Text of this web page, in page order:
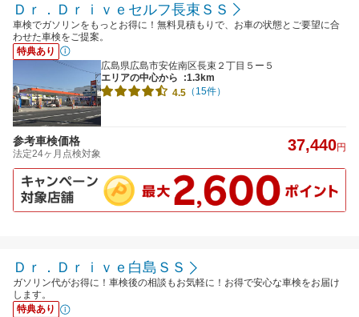
Ｄｒ．Ｄｒｉｖｅセルフ長束ＳＳ
車検でガソリンをもっとお得に！無料見積もりで、お車の状態とご要望に合
わせた車検をご提案。
特典あり
広島県広島市安佐南区長束２丁目５ー５
エリアの中心から
:1.3km
4.5 （15件）
参考車検価格
法定24ヶ月点検対象 37,440円
Ｄｒ．Ｄｒｉｖｅ白島ＳＳ
ガソリン代がお得に！車検後の相談もお気軽に！お得で安心な車検をお届け
します。
特典あり